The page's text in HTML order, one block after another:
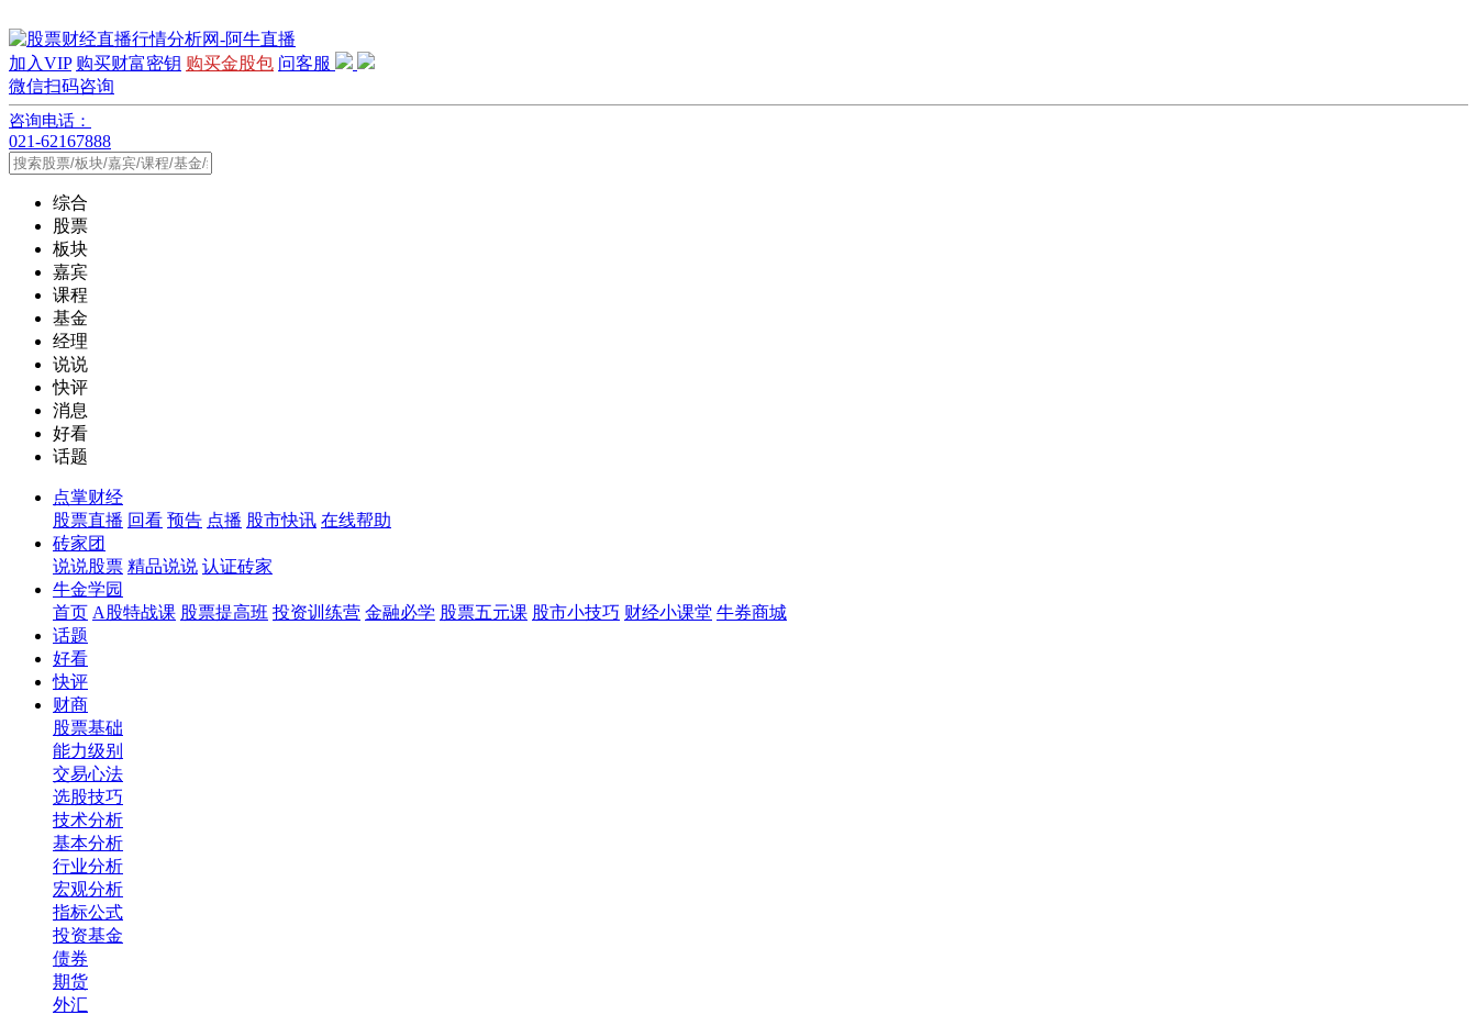
加入VIP 购买财富密钥 购买金股包 问客服
微信扫码咨询
咨询电话：
021-62167888
综合
股票
板块
嘉宾
课程
基金
经理
说说
快评
消息
好看
话题
点掌财经
股票直播 回看 预告 点播 股市快讯 在线帮助
砖家团
说说股票 精品说说 认证砖家
牛金学园
首页 A股特战课 股票提高班 投资训练营 金融必学 股票五元课 股市小技巧 财经小课堂 牛券商城
话题
好看
快评
财商
股票基础
能力级别
交易心法
选股技巧
技术分析
基本分析
行业分析
宏观分析
指标公式
投资基金
债券
期货
外汇